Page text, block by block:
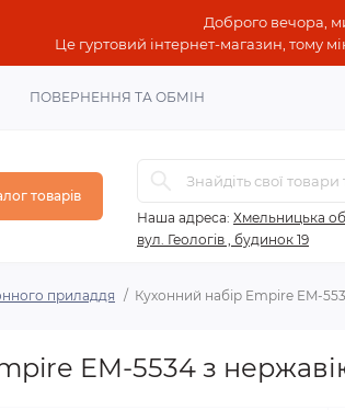
Доброго вечора,
Це гуртовий інтернет-магазин, тому
ПОВЕРНЕННЯ ТА ОБМІН
товарів
Наша адреса: Хмельницька
вул. Геологів , будинок 19
приладдя Кухонний набір Empire EM-
EM-5534 з